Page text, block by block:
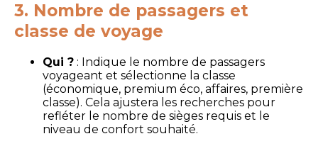
3. Nombre de passagers et
classe de voyage
Qui ? : Indique le nombre de passagers
voyageant et sélectionne la classe
(économique, premium éco, affaires, première
classe). Cela ajustera les recherches pour
refléter le nombre de sièges requis et le
niveau de confort souhaité.